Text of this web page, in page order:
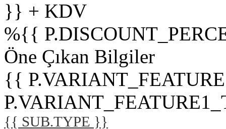
}} + KDV
%{{
Öne Çıkan Bilgiler
{{
{{ SUB.TYPE }}